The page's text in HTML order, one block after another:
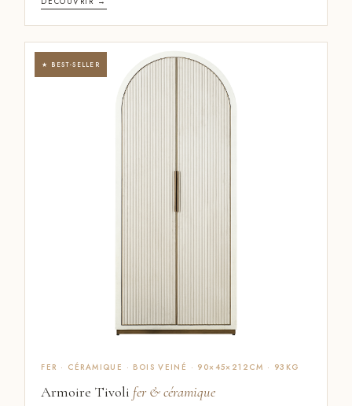
★ BEST-SELLER
FER · CÉRAMIQUE · BOIS VEINÉ · 90×45×212CM · 93KG
Armoire Tivoli fer & céramique